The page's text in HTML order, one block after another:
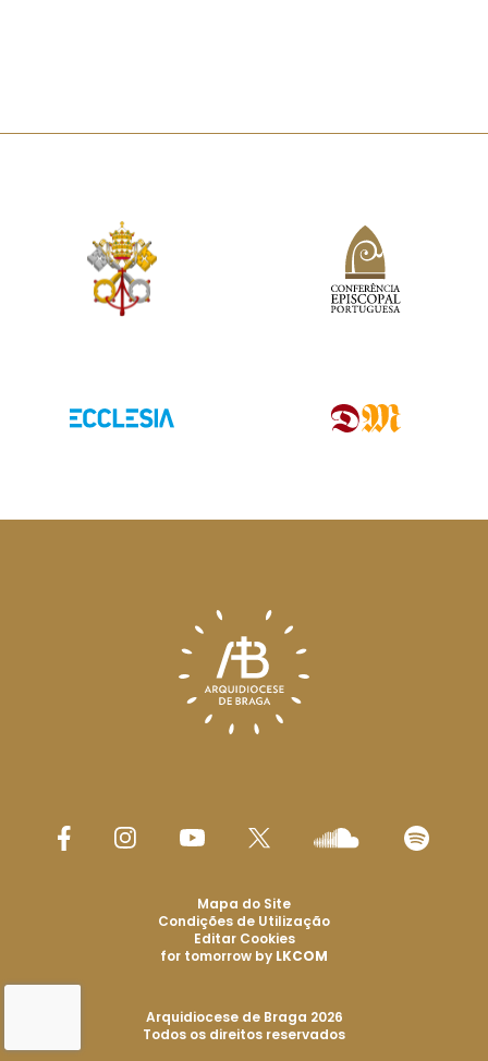
Arquidiocese de Braga 2026
Todos os direitos reservados
Mapa do Site
Condições de Utilização
Editar Cookies
for tomorrow by LKCOM